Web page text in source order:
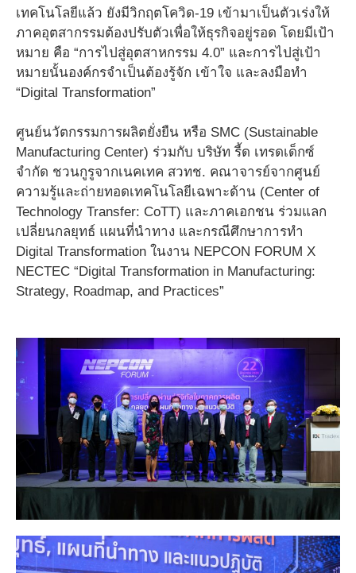
เทคโนโลยีแล้ว ยังมีวิกฤตโควิด-19 เข้ามาเป็นตัวเร่งให้
ภาคอุตสากรรมต้องปรับตัวเพื่อให้ธุรกิจอยู่รอด โดยมีเป้า
หมาย คือ “การไปสู่อุตสาหกรรม 4.0” และการไปสู่เป้า
หมายนั้นองค์กรจำเป็นต้องรู้จัก เข้าใจ และลงมือทำ
“Digital Transformation”
ศูนย์นวัตกรรมการผลิตยั่งยืน หรือ SMC (Sustainable
Manufacturing Center) ร่วมกับ บริษัท รี้ด เทรดเด็กซ์
จำกัด ชวนกูรูจากเนคเทค สวทช. คณาจารย์จากศูนย์
ความรู้และถ่ายทอดเทคโนโลยีเฉพาะด้าน (Center of
Technology Transfer: CoTT) และภาคเอกชน ร่วมแลก
เปลี่ยนกลยุทธ์ แผนที่นำทาง และกรณีศึกษาการทำ
Digital Transformation ในงาน NEPCON FORUM X
NECTEC “Digital Transformation in Manufacturing:
Strategy, Roadmap, and Practices”